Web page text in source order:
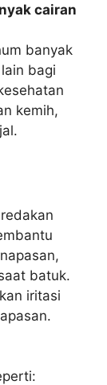
cairan
banyak
bagi
kemih,
batuk.
iritasi